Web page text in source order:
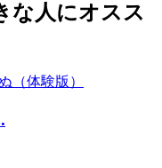
な人にオスス